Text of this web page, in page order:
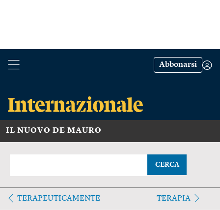
Abbonarsi
IL NUOVO DE MAURO
CERCA
TERAPEUTICAMENTE TERAPIA